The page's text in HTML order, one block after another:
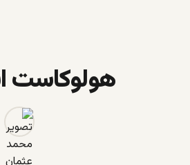
هولوکاست